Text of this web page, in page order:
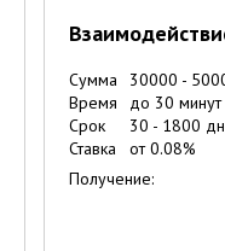
Сумма 30000 -
Время
до 30 минут
Срок
30 - 1800
Ставка
от0.08%
Получение: